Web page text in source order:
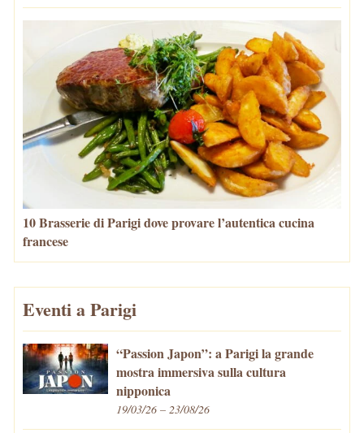
10 Brasserie di Parigi dove provare l’autentica cucina
francese
Eventi a Parigi
“Passion Japon”: a Parigi la grande
mostra immersiva sulla cultura
nipponica
19/03/26 – 23/08/26